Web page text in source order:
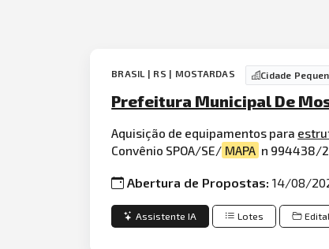
BRASIL | RS | MOSTARDAS Cidade
Prefeitura Municipal De
Aquisição de equipamentos para
Convênio SPOA/SE/ MAPA n 994438/
Abertura de Propostas:14/08/
Assistente IA Lotes Edital